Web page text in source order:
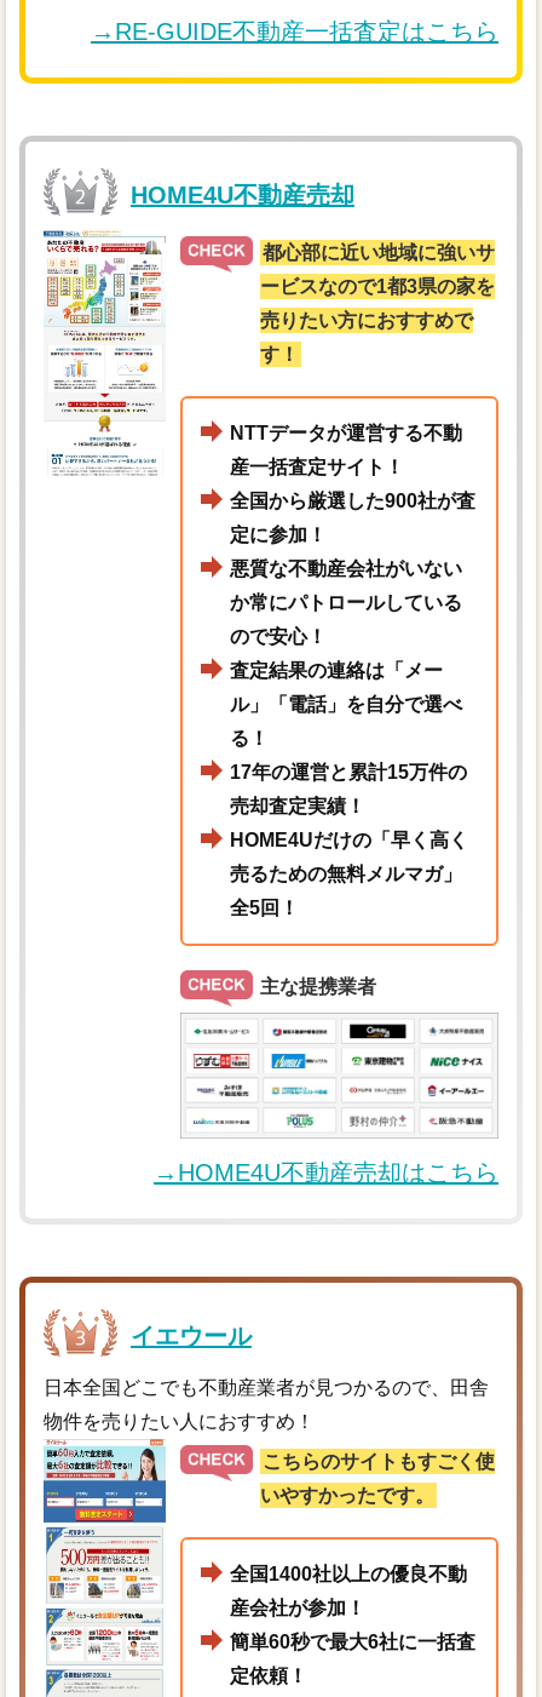
→RE-GUIDE不動産一括査定はこちら
HOME4U不動産売却
都心部に近い地域に強いサ
ービスなので1都3県の家を
売りたい方におすすめで
す！
NTTデータが運営する不動
産一括査定サイト！
全国から厳選した900社が査
定に参加！
悪質な不動産会社がいない
か常にパトロールしている
ので安心！
査定結果の連絡は「メー
ル」「電話」を自分で選べ
る！
17年の運営と累計15万件の
売却査定実績！
HOME4Uだけの「早く高く
売るための無料メルマガ」
全5回！
主な提携業者
→HOME4U不動産売却はこちら
イエウール
日本全国どこでも不動産業者が見つかるので、田舎
物件を売りたい人におすすめ！
こちらのサイトもすごく使
いやすかったです。
全国1400社以上の優良不動
産会社が参加！
簡単60秒で最大6社に一括査
定依頼！